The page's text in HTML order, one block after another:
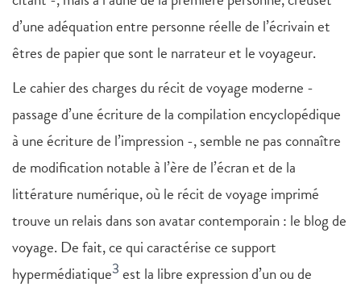
d’une adéquation entre personne réelle de l’écrivain et
êtres de papier que sont le narrateur et le voyageur.
Le cahier des charges du récit de voyage moderne -
passage d’une écriture de la compilation encyclopédique
à une écriture de l’impression -, semble ne pas connaître
de modification notable à l’ère de l’écran et de la
littérature numérique, où le récit de voyage imprimé
trouve un relais dans son avatar contemporain : le blog de
voyage. De fait, ce qui caractérise ce support
hypermédiatique3 est la libre expression d’un ou de